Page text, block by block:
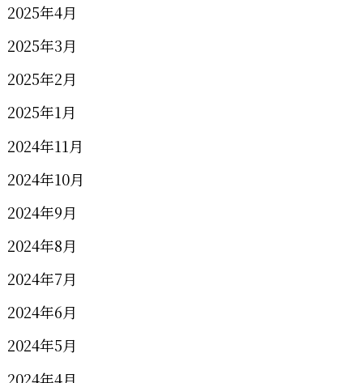
2025年4月
2025年3月
2025年2月
2025年1月
2024年11月
2024年10月
2024年9月
2024年8月
2024年7月
2024年6月
2024年5月
2024年4月